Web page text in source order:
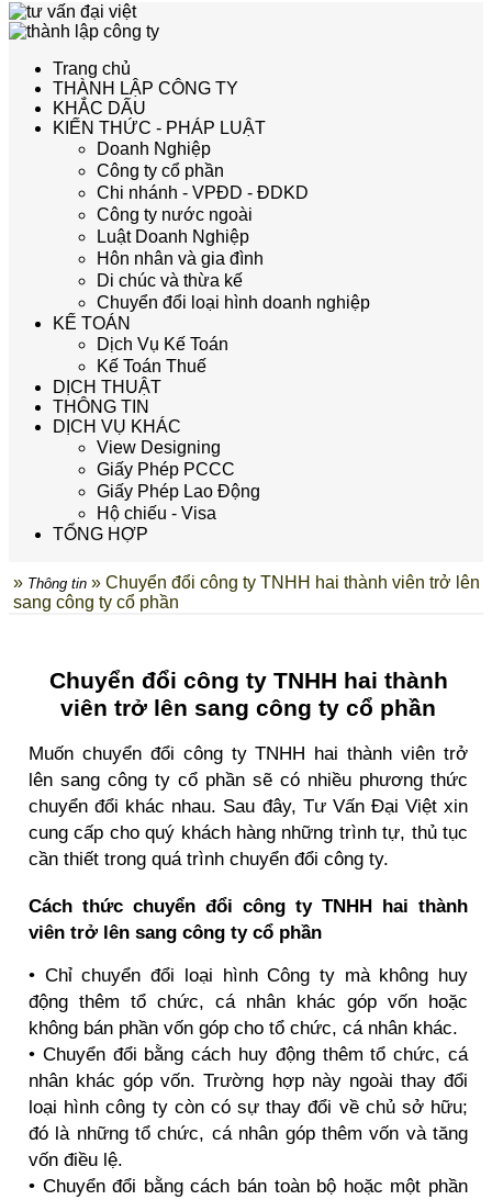
Trang chủ
THÀNH LẬP CÔNG TY
KHẮC DẤU
KIẾN THỨC - PHÁP LUẬT
Doanh Nghiệp
Công ty cổ phần
Chi nhánh - VPĐD - ĐDKD
Công ty nước ngoài
Luật Doanh Nghiệp
Hôn nhân và gia đình
Di chúc và thừa kế
Chuyển đổi loại hình doanh nghiệp
KẾ TOÁN
Dịch Vụ Kế Toán
Kế Toán Thuế
DỊCH THUẬT
THÔNG TIN
DỊCH VỤ KHÁC
View Designing
Giấy Phép PCCC
Giấy Phép Lao Động
Hộ chiếu - Visa
TỔNG HỢP
» Thông tin » Chuyển đổi công ty TNHH hai thành viên trở lên
sang công ty cổ phần
Chuyển đổi công ty TNHH hai thành
viên trở lên sang công ty cổ phần
Muốn chuyển đổi công ty TNHH hai thành viên trở
lên sang công ty cổ phần sẽ có nhiều phương thức
chuyển đổi khác nhau. Sau đây, Tư Vấn Đại Việt xin
cung cấp cho quý khách hàng những trình tự, thủ tục
cần thiết trong quá trình chuyển đổi công ty.
Cách thức chuyển đổi công ty TNHH hai thành
viên trở lên sang công ty cổ phần
• Chỉ chuyển đổi loại hình Công ty mà không huy
động thêm tổ chức, cá nhân khác góp vốn hoặc
không bán phần vốn góp cho tổ chức, cá nhân khác.
• Chuyển đổi bằng cách huy động thêm tổ chức, cá
nhân khác góp vốn. Trường hợp này ngoài thay đổi
loại hình công ty còn có sự thay đổi về chủ sở hữu;
đó là những tổ chức, cá nhân góp thêm vốn và tăng
vốn điều lệ.
• Chuyển đổi bằng cách bán toàn bộ hoặc một phần